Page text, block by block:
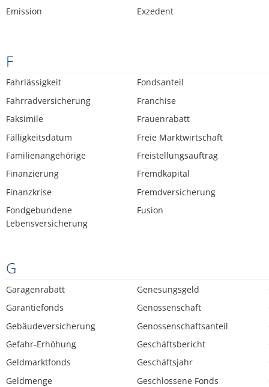
Emission
Exzedent
F
Fahrlässigkeit
Fahrradversicherung
Faksimile
Fälligkeitsdatum
Familienangehörige
Finanzierung
Finanzkrise
Fondgebundene
Lebensversicherung
Fondsanteil
Franchise
Frauenrabatt
Freie Marktwirtschaft
Freistellungsauftrag
Fremdkapital
Fremdversicherung
Fusion
G
Garagenrabatt
Garantiefonds
Gebäudeversicherung
Gefahr-Erhöhung
Geldmarktfonds
Geldmenge
Genesungsgeld
Genossenschaft
Genossenschaftsanteil
Geschäftsbericht
Geschäftsjahr
Geschlossene Fonds